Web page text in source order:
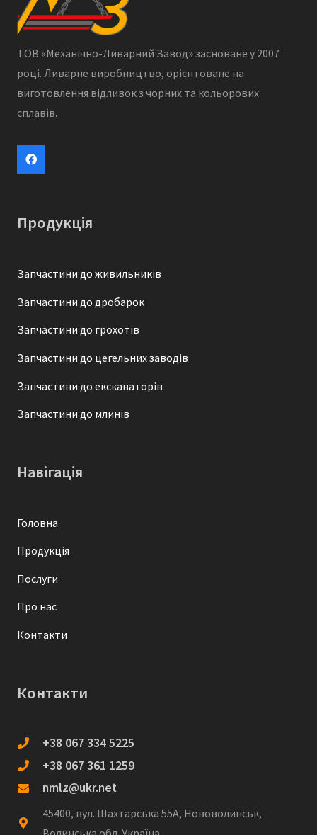
ТОВ «Механічно-Ливарний Завод» засноване у 2007
році. Ливарне виробництво, орієнтоване на
виготовлення відливок з чорних та кольорових
сплавів.
Продукція
Запчастини до живильників
Запчастини до дробарок
Запчастини до грохотів
Запчастини до цегельних заводів
Запчастини до екскаваторів
Запчастини до млинів
Навігація
Головна
Продукція
Послуги
Про нас
Контакти
Контакти
+38 067 334 5225
+38 067 361 1259
nmlz@ukr.net
45400, вул. Шахтарська 55А, Нововолинськ,